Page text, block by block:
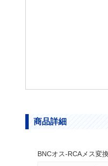
商品詳細
BNCオス-RCAメス変